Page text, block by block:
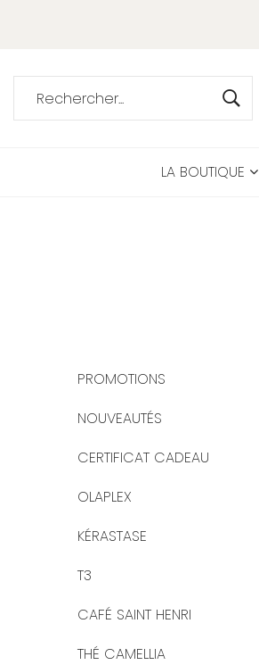
LA BOUTIQUE
PROMOTIONS
NOUVEAUTÉS
CERTIFICAT CADEAU
OLAPLEX
KÉRASTASE
T3
CAFÉ SAINT HENRI
THÉ CAMELLIA